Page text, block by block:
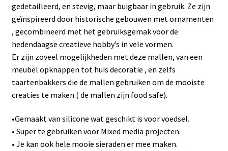
gedetailleerd, en stevig, maar buigbaar in gebruik. Ze zijn
geïnspireerd door historische gebouwen met ornamenten
, gecombineerd met het gebruiksgemak voor de
hedendaagse creatieve hobby’s in vele vormen.
Er zijn zoveel mogelijkheden met deze mallen, van een
meubel opknappen tot huis decoratie , en zelfs
taartenbakkers die de mallen gebruiken om de mooiste
creaties te maken.( de mallen zijn food safe).
•Gemaakt van silicone wat geschikt is voor voedsel.
• Super te gebruiken voor Mixed media projecten.
• Je kan ook hele mooie sieraden er mee maken.